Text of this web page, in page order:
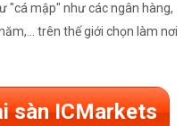
"cá mập" như các ngân hàng,
trên thế giới chọn làm nơi
sàn ICMarkets